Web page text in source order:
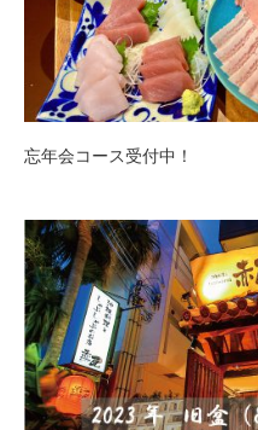
忘年会コース受付中！